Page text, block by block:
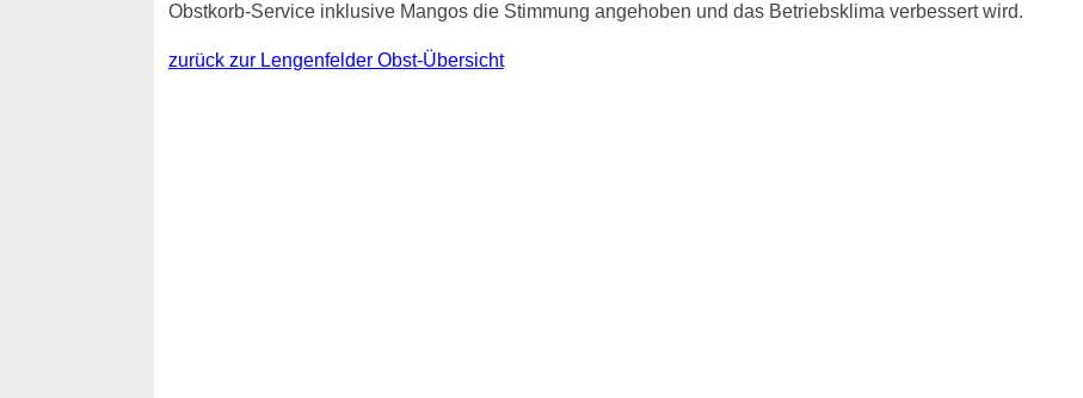
Obstkorb-Service inklusive Mangos die Stimmung angehoben und das Betriebsklima verbessert wird.
zurück zur Lengenfelder Obst-Übersicht